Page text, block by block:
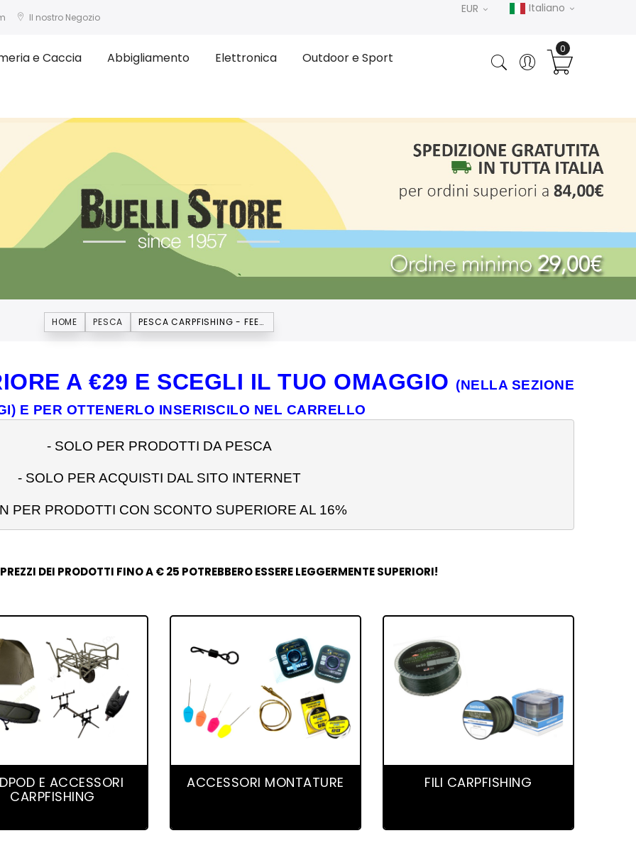
Il nostro Negozio
Italiano
EUR
e Caccia Abbigliamento Elettronica Outdoor e Sport
HOME PESCA PESCA CARPFISHING - FEEDER - STORIONE
A €29 E SCEGLI IL TUO OMAGGIO (NELLA SEZIONE
E PER OTTENERLO INSERISCILO NEL CARRELLO
- SOLO PER PRODOTTI DA PESCA
- SOLO PER ACQUISTI DAL SITO INTERNET
PER PRODOTTI CON SCONTO SUPERIORE AL 16%
DEI PRODOTTI FINO A € 25 POTREBBERO ESSERE LEGGERMENTE SUPERIORI!
141 product(s)
E ACCESSORI
CARPFISHING
162 product(s)
ACCESSORI MONTATURE 13 product(s)
FILI CARPFISHING